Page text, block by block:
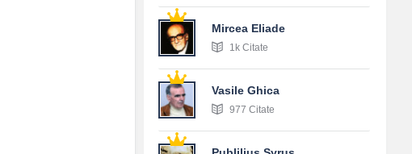
Mircea Eliade
1k Citate
Vasile Ghica
977 Citate